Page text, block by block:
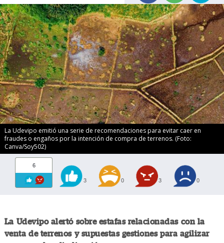
La Udevipo emitió una serie de recomendaciones para evitar caer en
fraudes o engaños por la intención de compra de terrenos. (Foto:
Canva/Soy502)
6
3 0 3 0
La Udevipo alertó sobre estafas relacionadas con la
venta de terrenos y supuestas gestiones para agilizar